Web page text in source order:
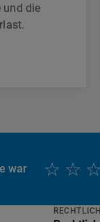
und die
war